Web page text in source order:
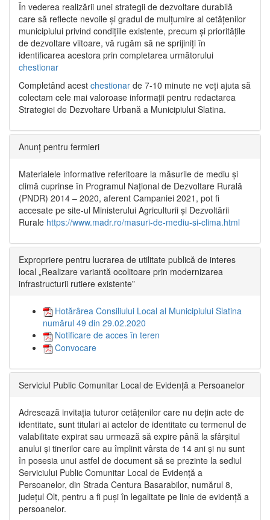
În vederea realizării unei strategii de dezvoltare durabilă
care să reflecte nevoile și gradul de mulțumire al cetățenilor
municipiului privind condițiile existente, precum și prioritățile
de dezvoltare viitoare, vă rugăm să ne sprijiniți în
identificarea acestora prin completarea următorului
chestionar
Completând acest chestionar de 7-10 minute ne veți ajuta să
colectam cele mai valoroase informații pentru redactarea
Strategiei de Dezvoltare Urbană a Municipiului Slatina.
Anunț pentru fermieri
Materialele informative referitoare la măsurile de mediu și
climă cuprinse în Programul Național de Dezvoltare Rurală
(PNDR) 2014 – 2020, aferent Campaniei 2021, pot fi
accesate pe site-ul Ministerului Agriculturii și Dezvoltării
Rurale https://www.madr.ro/masuri-de-mediu-si-clima.html
Expropriere pentru lucrarea de utilitate publică de interes
local „Realizare variantă ocolitoare prin modernizarea
infrastructurii rutiere existente”
Hotărârea Consiliului Local al Municipiului Slatina
numărul 49 din 29.02.2020
Notificare de acces în teren
Convocare
Serviciul Public Comunitar Local de Evidență a Persoanelor
Adresează invitația tuturor cetățenilor care nu dețin acte de
identitate, sunt titulari ai actelor de identitate cu termenul de
valabilitate expirat sau urmează să expire până la sfârșitul
anului și tinerilor care au împlinit vârsta de 14 ani și nu sunt
în posesia unui astfel de document să se prezinte la sediul
Serviciului Public Comunitar Local de Evidență a
Persoanelor, din Strada Centura Basarabilor, numărul 8,
județul Olt, pentru a fi puși în legalitate pe linie de evidență a
persoanelor.